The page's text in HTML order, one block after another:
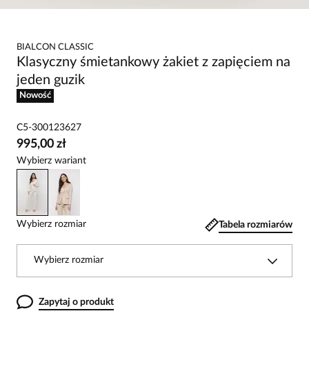
BIALCON CLASSIC
Klasyczny śmietankowy żakiet z zapięciem na
jeden guzik
Nowość
C5-300123627
995,00 zł
Wybierz wariant
Wybierz rozmiar Tabela rozmiarów
Wybierz rozmiar
Zapytaj o produkt